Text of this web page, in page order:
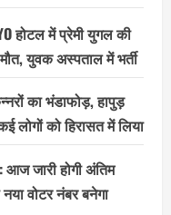
होटल में प्रेमी युगल की
युवक अस्पताल में भर्ती
का भंडाफोड़, हापुड़
लोगों को हिरासत में लिया
आज जारी होगी अंतिम
वोटर नंबर बनेगा